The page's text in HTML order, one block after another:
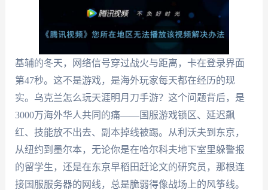
基辅的冬天，网络信号穿过战火与距离，卡在登录界面
第47秒。这不是游戏，是海外玩家每天都在经历的现
实。乌克兰怎么玩天涯明月刀手游？这个问题背后，是
3000万海外华人共同的痛——国服游戏锁区、延迟飙
红、技能放不出去、副本掉线被踢。从利沃夫到东京，
从纽约到墨尔本，无论你是在哈尔科夫地下室里躲警报
的留学生，还是在东京早稻田赶论文的研究员，那根连
接国服服务器的网线，总是脆弱得像战场上的风筝线。